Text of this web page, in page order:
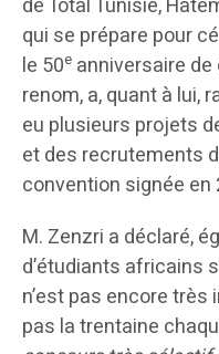
de Total Tunisie,
qui se prépare pour
le 50e anniversaire
renom, a, quant à lui,
eu plusieurs projets
et des recrutements
convention signée en
M. Zenzri a déclaré,
d’étudiants africains
n’est pas encore
pas la trentaine